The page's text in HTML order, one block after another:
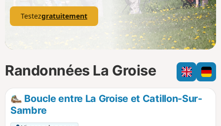
Testezgratuitement
Randonnées La Groise
Boucle entre La Groise et Catillon-Sur-
Sambre